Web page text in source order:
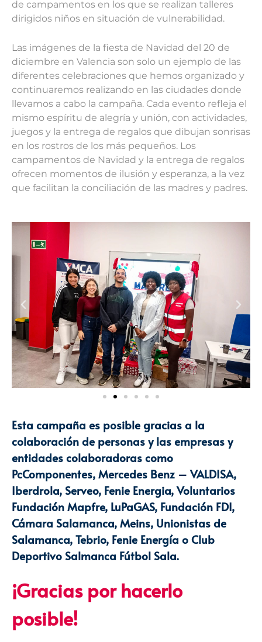
de campamentos en los que se realizan talleres
dirigidos niños en situación de vulnerabilidad.
Las imágenes de la fiesta de Navidad del 20 de
diciembre en Valencia son solo un ejemplo de las
diferentes celebraciones que hemos organizado y
continuaremos realizando en las ciudades donde
llevamos a cabo la campaña. Cada evento refleja el
mismo espíritu de alegría y unión, con actividades,
juegos y la entrega de regalos que dibujan sonrisas
en los rostros de los más pequeños. Los
campamentos de Navidad y la entrega de regalos
ofrecen momentos de ilusión y esperanza, a la vez
que facilitan la conciliación de las madres y padres.
Esta campaña es posiblegracias a la
colaboraciónde personas y las empresas y
entidades colaboradoras como
PcComponentes, Mercedes Benz – VALDISA,
Iberdrola, Serveo, Fenie Energia, Voluntarios
Fundación Mapfre, LuPaGAS, Fundación FDI,
Cámara Salamanca, Meins, Unionistas de
Salamanca, Tebrio, Fenie Energía o Club
Deportivo Salmanca Fútbol Sala.
¡Gracias por hacerlo
posible!